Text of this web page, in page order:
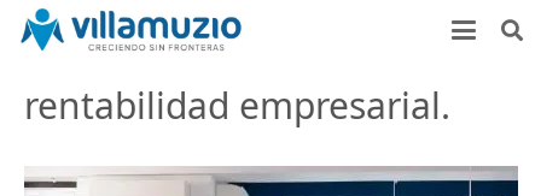
rentabilidad empresarial.